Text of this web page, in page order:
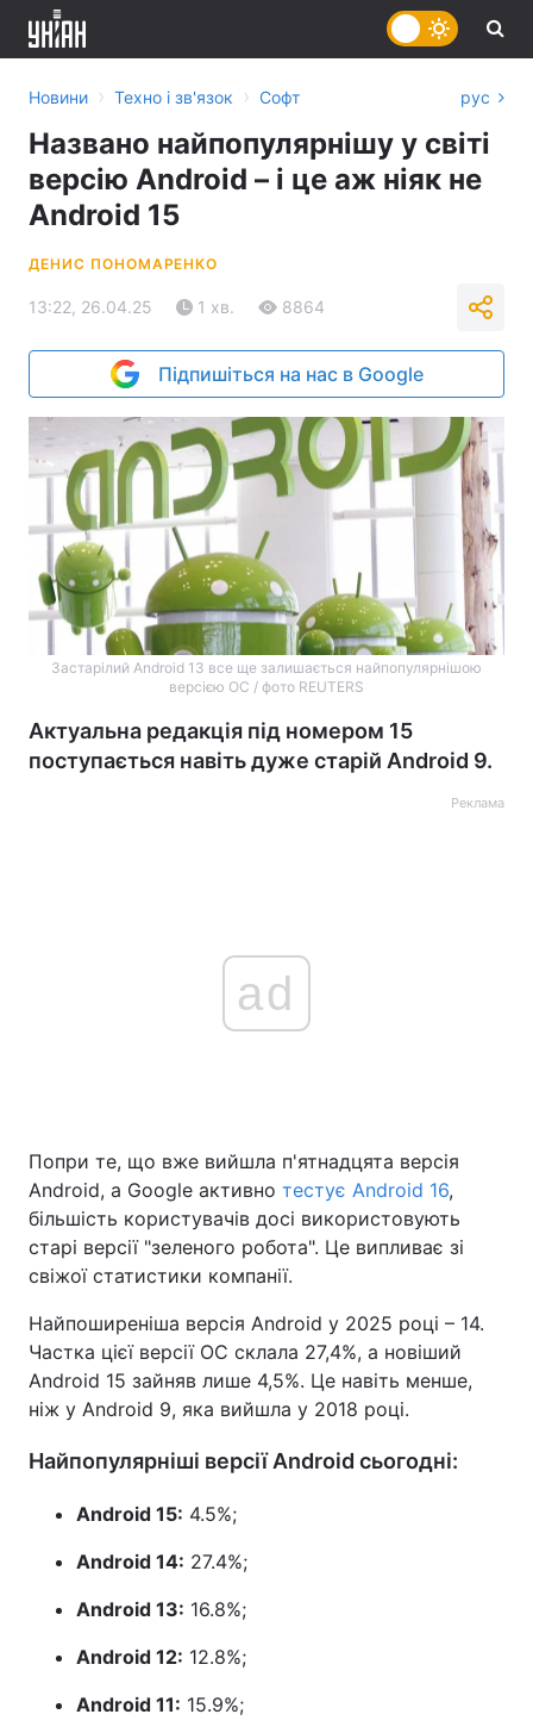
Головна Війна
Україна Політика
Економіка Світ
Спорт Наука
Техно і зв'язок Лайт
Відео з Youtube
Новини › Техно і зв'язок › Софт рус
Названо найпопулярнішу у світі
версію Android – і це аж ніяк не
Android 15
ДЕНИС ПОНОМАРЕНКО
13:22, 26.04.25 1 хв. 8864
Підпишіться на нас в Google
Застарілий Android 13 все ще залишається найпопулярнішою
версією ОС / фото REUTERS
Актуальна редакція під номером 15
поступається навіть дуже старій Android 9.
Реклама
ad
Попри те, що вже вийшла п'ятнадцята версія
Android, а Google активно тестує Android 16,
більшість користувачів досі використовують
старі версії "зеленого робота". Це випливає зі
свіжої статистики компанії.
Найпоширеніша версія Android у 2025 році – 14.
Частка цієї версії ОС склала 27,4%, а новіший
Android 15 зайняв лише 4,5%. Це навіть менше,
ніж у Android 9, яка вийшла у 2018 році.
Найпопулярніші версії Android сьогодні:
Android 15: 4.5%;
Android 14: 27.4%;
Android 13: 16.8%;
Android 12: 12.8%;
Android 11: 15.9%;